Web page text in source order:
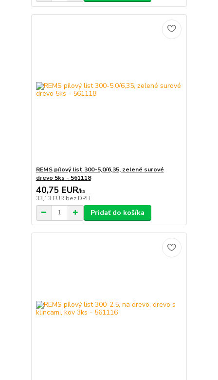
REMS pílový list 300-5,0/6,35, zelené surové
drevo 5ks - 561118
40,75 EUR/ks
33,13 EUR bez DPH
Pridať do košíka